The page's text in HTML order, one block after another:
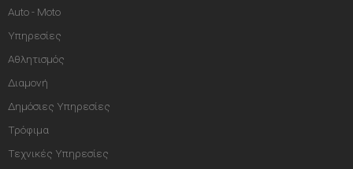
Auto - Moto
Υπηρεσίες
Αθλητισμός
Διαμονή
Δημόσιες Υπηρεσίες
Τρόφιμα
Τεχνικές Υπηρεσίες